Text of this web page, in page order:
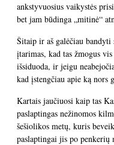
ankstyvuosius vaikystės
bet jam būdinga „mitinė“
Šitaip ir aš galėčiau
įtarimas, kad tas žmogus
išsiduoda, ir jeigu
kad įstengčiau apie ką nors
Kartais jaučiuosi kaip tas
paslaptingas nežinomos
šešiolikos metų, kuris
paslaptingai jis po penkerių